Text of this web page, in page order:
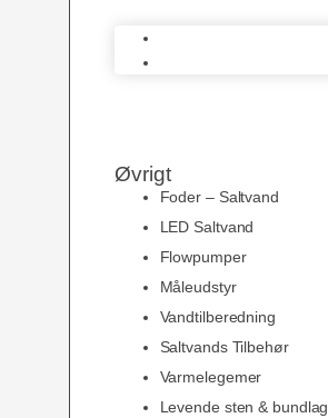
Øvrigt
Foder – Saltvand
LED Saltvand
Flowpumper
Måleudstyr
Vandtilberedning
Saltvands Tilbehør
Varmelegemer
Levende sten & bundlag